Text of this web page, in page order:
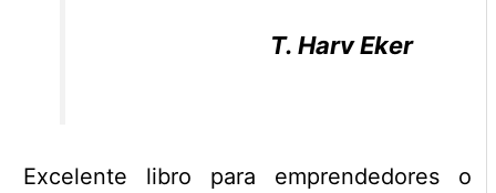
T. Harv Eker
Excelente libro para emprendedores o